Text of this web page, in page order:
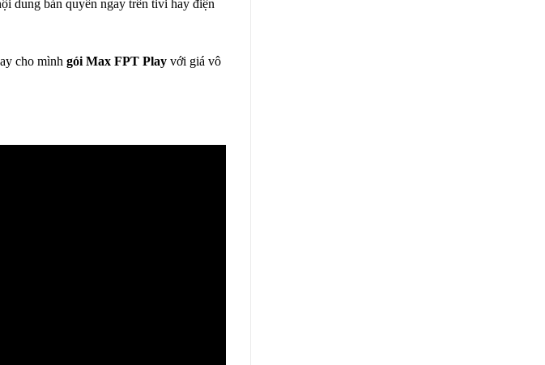
dung bản quyền ngay trên tivi hay điện
cho mình gói Max FPT Play với giá vô